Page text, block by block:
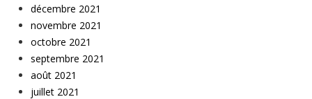
décembre 2021
novembre 2021
octobre 2021
septembre 2021
août 2021
juillet 2021